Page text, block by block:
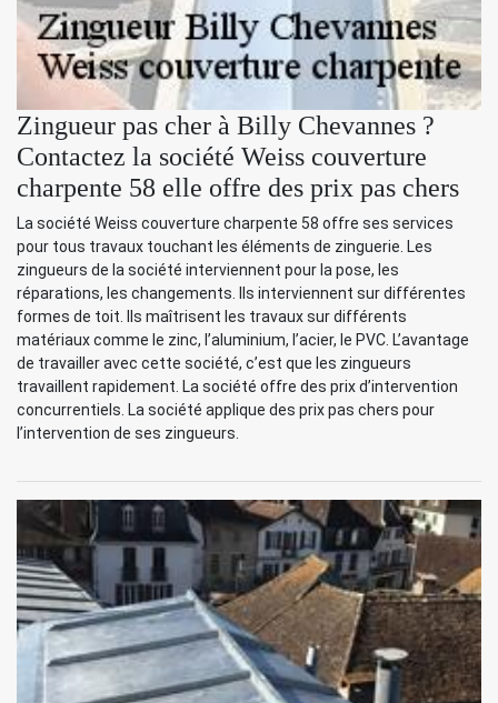
Zingueur pas cher à Billy Chevannes ?
Contactez la société Weiss couverture
charpente 58 elle offre des prix pas chers
La société Weiss couverture charpente 58 offre ses services
pour tous travaux touchant les éléments de zinguerie. Les
zingueurs de la société interviennent pour la pose, les
réparations, les changements. Ils interviennent sur différentes
formes de toit. Ils maîtrisent les travaux sur différents
matériaux comme le zinc, l’aluminium, l’acier, le PVC. L’avantage
de travailler avec cette société, c’est que les zingueurs
travaillent rapidement. La société offre des prix d’intervention
concurrentiels. La société applique des prix pas chers pour
l’intervention de ses zingueurs.